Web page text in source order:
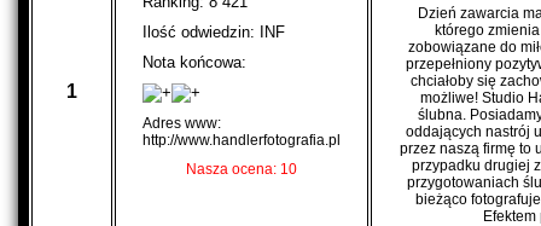
1
Ilość odwiedzin: INF
Nota końcowa:
Adres www:
http://www.handlerfotografia.pl
Nasza ocena: 10
Dzień zawarcia
którego
zobowiązane do
przepełniony
chciałoby się
możliwe! Studio
ślubna.
oddających nastrój
przez naszą firmę to
przypadku drugiej
przygotowaniach
bieżąco